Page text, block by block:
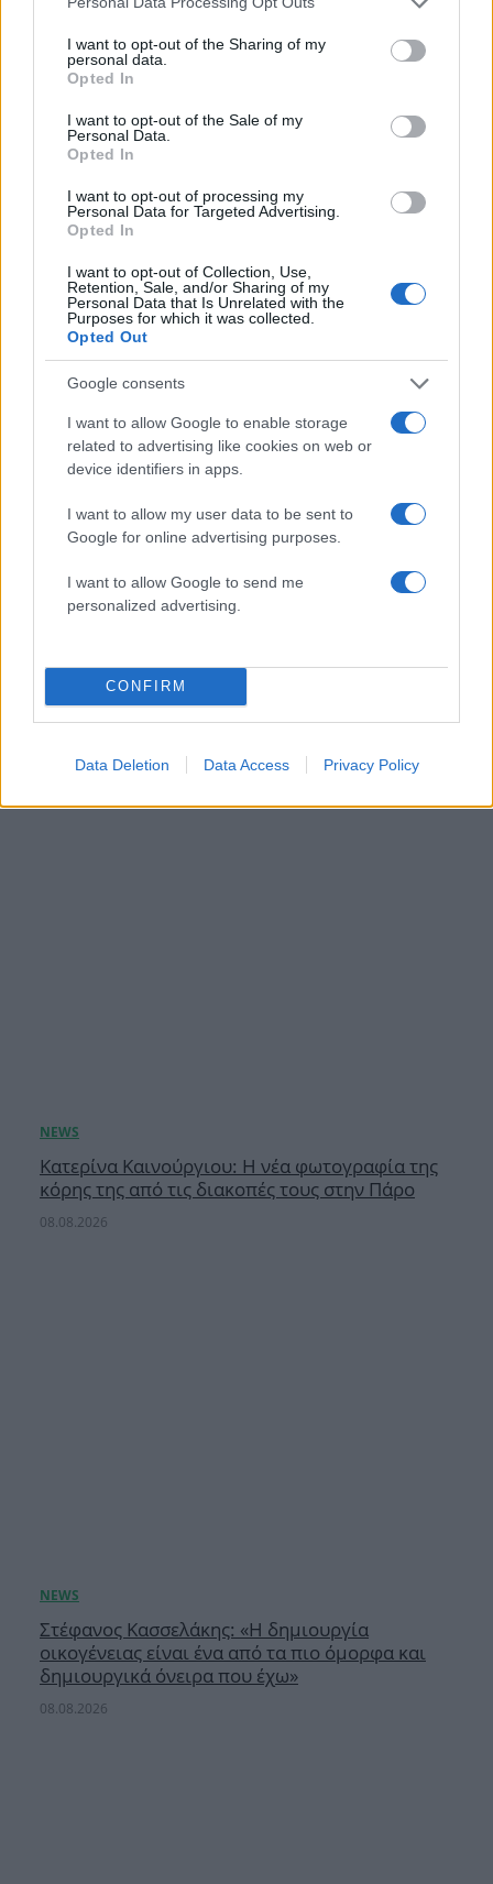
not limited to your visit or usage behaviour. You may click to
grant or deny consent to Google and its third-party tags to
use your data for below specified purposes in below Google
consent section.
I want to opt-out of the Sharing of my
personal data.
Opted In
I want to opt-out of the Sale of my
Personal Data.
Opted In
I want to opt-out of processing my
Personal Data for Targeted Advertising.
Opted In
I want to opt-out of Collection, Use,
Retention, Sale, and/or Sharing of my
Personal Data that Is Unrelated with the
Purposes for which it was collected.
Opted Out
Google consents
I want to allow Google to enable storage
related to advertising like cookies on web or
device identifiers in apps.
I want to allow my user data to be sent to
Google for online advertising purposes.
I want to allow Google to send me
personalized advertising.
CONFIRM
Data Deletion Data Access Privacy Policy
Γιάννης Παπαμιχαήλ: Ξεκαθαρίζει τι εννοούσε
με την «απαγόρευση» της χρήσης φωτογραφιών
της Αλίκης Βουγιουκλάκη
08.08.2026
Ελίζαμπεθ Ελέτσι: Στον Άγιο Νεκτάριο με τον
σύζυγό της και τον γιο τους – «Σήμερα πήραμε
την ευχή για τον γιο μας»
08.08.2026
Κατερίνα Καινούργιου: Η νέα φωτογραφία της
κόρης της από τις διακοπές τους στην Πάρο
08.08.2026
Στέφανος Κασσελάκης: «Η δημιουργία
οικογένειας είναι ένα από τα πιο όμορφα και
δημιουργικά όνειρα που έχω»
08.08.2026